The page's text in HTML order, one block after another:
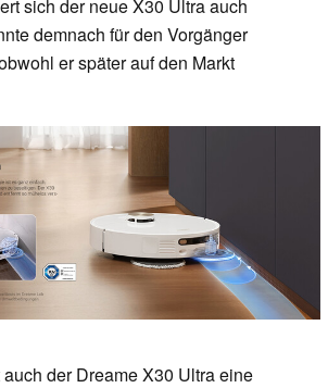
sich der neue X30 Ultra auch
demnach für den Vorgänger
er später auf den Markt
der Dreame X30 Ultra eine